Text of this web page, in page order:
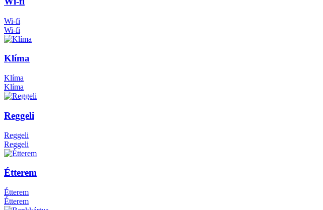
Wi-fi
Wi-fi
Klíma
Klíma
Klíma
Reggeli
Reggeli
Reggeli
Étterem
Étterem
Étterem